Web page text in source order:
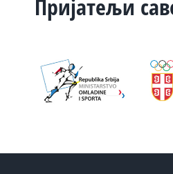
Пријатељи